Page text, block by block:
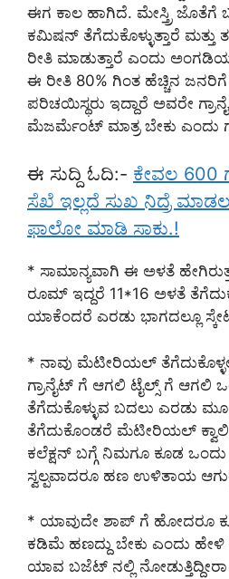
ಈಗ ಕಾಲ ಹಾಗಿದೆ. ಮೇಸ್ತ್ರಿ ಜೊತೆಗೆ
ಕಮಿಷನ್ ತೆಗೆದುಕೊಳ್ಳುತ್ತಾರೆ ಮತ್ತು
ರೀತಿ ಮಾಡುತ್ತಾರೆ ಎಂದು
ಈ ರೀತಿ 80% ಗಿಂತ ಹೆಚ್ಚಿನ
ಪರಿಚಯಿಸ್ಥರು ಇದ್ದಾರೆ ಅವರೇ
ಮೆಜರ್ಮೆಂಟ್ ಮಾತ್ರ ಬೇಕು ಎಂದು
ಈ ಸುದ್ದಿ ಓದಿ:- ಕೇವಲ 600
ಸೆಖೆ ಇಲ್ಲದೆ ಸುಖ ನಿದ್ರೆ
ಫಾಲೋ ಮಾಡಿ ಸಾಕು.!
* ಸಾಮಾನ್ಯವಾಗಿ ಈ ಅಳತೆ
ರೂಮ್ ಇದ್ದರೆ 11*16 ಅಳತೆ
ಯಾಕೆಂದರೆ ಎರಡು ಭಾಗದಲ್ಲೂ
* ನಾವು ಮೆಟೀರಿಯಲ್
ಗ್ರಾನೈಟ್ ಗೆ ಆಗಲಿ ಟೈಲ್ಸ್ ಗೆ ಆಗಲಿ
ತೆಗೆದುಕೊಳ್ಳುವ ಬದಲು ಎರಡು
ತೆಗೆದುಕೊಂಡರೆ ಮೆಟೀರಿಯಲ್
ಕಲೆಕ್ಷನ್ ಬಗ್ಗೆ ನಿಮಗೂ ಕೂಡ
ಸ್ವಲ್ಪವಾದರೂ ಹಣ ಉಳಿತಾಯ
* ಯಾವುದೇ ಶಾಪ್ ಗೆ ಹೋದರೂ
ಕಡಿಮೆ ಹಣದ್ದು ಬೇಕು ಎಂದು ಹೇಳಿ
ಯಾವ ಬಜೆಟ್ ನಲ್ಲಿ